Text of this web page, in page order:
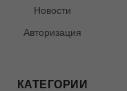
Новости
Авторизация
КАТЕГОРИИ